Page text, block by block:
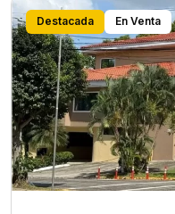
Destacada En Venta